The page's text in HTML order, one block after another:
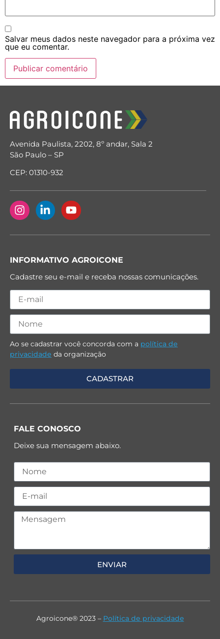
Salvar meus dados neste navegador para a próxima vez
que eu comentar.
Avenida Paulista, 2202, 8º andar, Sala 2
São Paulo – SP
CEP: 01310-932
INFORMATIVO AGROICONE
Cadastre seu e-mail e receba nossas comunicações.
Ao se cadastrar você concorda com a política de
privacidade da organização
FALE CONOSCO
Deixe sua mensagem abaixo.
ENVIAR
Agroicone® 2023 – Política de privacidade